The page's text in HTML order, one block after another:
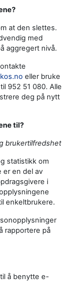
at den slettes.
med
aggregert nivå.
eller bruke
952 51 080. Alle
deg på nytt
til?
brukertilfredshet
statistikk om
er en del av
i
enkeltbrukere.
rapportere på
å benytte e-